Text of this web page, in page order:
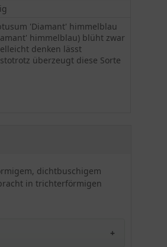
'Diamant' himmelblau
himmelblau) blüht zwar
denken lässt
überzeugt diese Sorte
die Gruppenpflanzung
wird der 'Diamant' für die
und anderen
dichtbuschigem
in trichterförmigen